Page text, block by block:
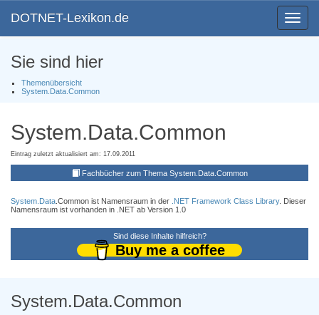
Toggle
DOTNET-Lexikon.de
Sie sind hier
Themenübersicht
System.Data.Common
System.Data.Common
Eintrag zuletzt aktualisiert am: 17.09.2011
Fachbücher zum Thema System.Data.Common
System.Data .Common ist Namensraum in der .NET Framework Class Library. Dieser
Namensraum ist vorhanden in .NET ab Version 1.0
Sind diese Inhalte hilfreich?
Buy me a coffee
System.Data.Common